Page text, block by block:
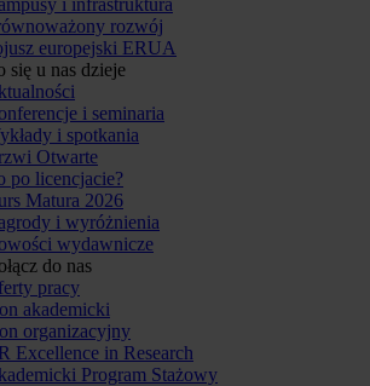
rozwój
europejski ERUA
się u nas dzieje
i seminaria
i spotkania
Otwarte
po licencjacie?
Matura 2026
i wyróżnienia
wydawnicze
do nas
pracy
akademicki
organizacyjny
Excellence in Research
Program Stażowy